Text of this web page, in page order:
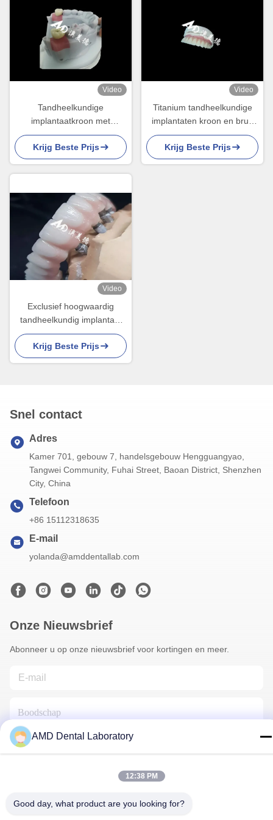
Video
Tandheelkundige
implantaatkroon met
titaniumpijl voor duurzame
tandherstel
Krijg Beste Prijs
Video
Titanium tandheelkundige
implantaten kroon en brug
voor tandherstel en
vervanging
Krijg Beste Prijs
Video
Exclusief hoogwaardig
tandheelkundig implantaat
Kroonbrug Verschillende
maten verkrijgbaar
Krijg Beste Prijs
Snel contact
Adres
Kamer 701, gebouw 7, handelsgebouw Hengguangyao,
Tangwei Community, Fuhai Street, Baoan District, Shenzhen
City, China
Telefoon
+86 15112318635
E-mail
yolanda@amddentallab.com
Onze Nieuwsbrief
Abonneer u op onze nieuwsbrief voor kortingen en meer.
AMD Dental Laboratory
12:38 PM
Good day, what product are you looking for?